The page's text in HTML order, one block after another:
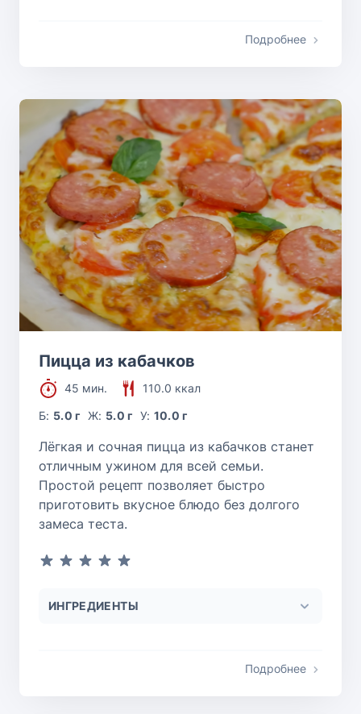
Подробнее
Пицца из кабачков
45 мин.
110.0 ккал
Б: 5.0 г Ж: 5.0 г У: 10.0 г
Лёгкая и сочная пицца из кабачков станет
отличным ужином для всей семьи.
Простой рецепт позволяет быстро
приготовить вкусное блюдо без долгого
замеса теста.
ИНГРЕДИЕНТЫ
Подробнее